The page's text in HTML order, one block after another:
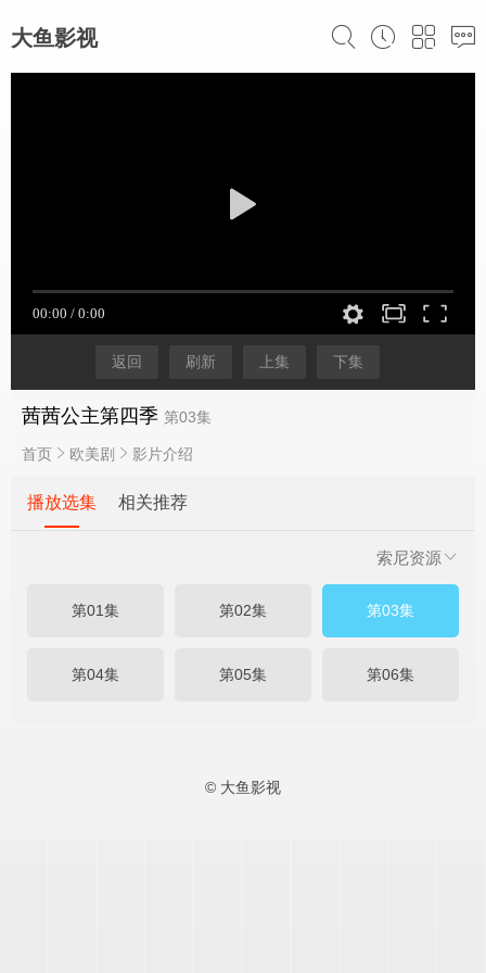
大鱼影视
返回 刷新 上集 下集
茜茜公主第四季 第03集
首页 欧美剧 影片介绍
播放选集 相关推荐
索尼资源
第01集 第02集 第03集
第04集 第05集 第06集
© 大鱼影视